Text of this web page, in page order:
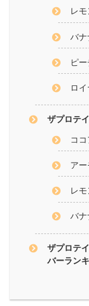
レ
バナ
ピ
ロ
ザプロテ
コ
ア
レ
バナ
ザプロテ
バーラン